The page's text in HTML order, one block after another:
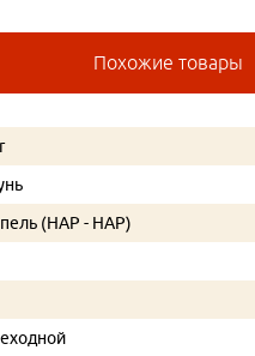
Похожие товары
(НАР - НАР)